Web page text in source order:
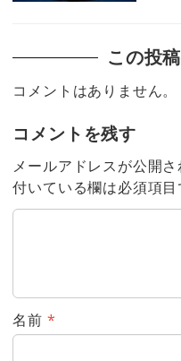
この投
コメントはありません。
コメントを残す
メールアドレスが公開さ
付いている欄は必須項目
名前 *